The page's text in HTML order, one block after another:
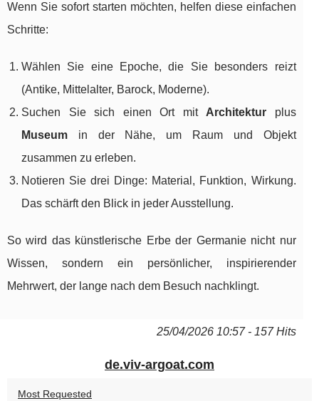
Wenn Sie sofort starten möchten, helfen diese einfachen
Schritte:
Wählen Sie eine Epoche, die Sie besonders reizt
(Antike, Mittelalter, Barock, Moderne).
Suchen Sie sich einen Ort mit Architektur plus
Museum in der Nähe, um Raum und Objekt
zusammen zu erleben.
Notieren Sie drei Dinge: Material, Funktion, Wirkung.
Das schärft den Blick in jeder Ausstellung.
So wird das künstlerische Erbe der Germanie nicht nur
Wissen, sondern ein persönlicher, inspirierender
Mehrwert, der lange nach dem Besuch nachklingt.
25/04/2026 10:57 - 157 Hits
de.viv-argoat.com
Most Requested